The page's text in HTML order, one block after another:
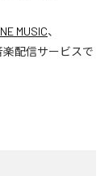
MUSIC、
楽配信サービスで